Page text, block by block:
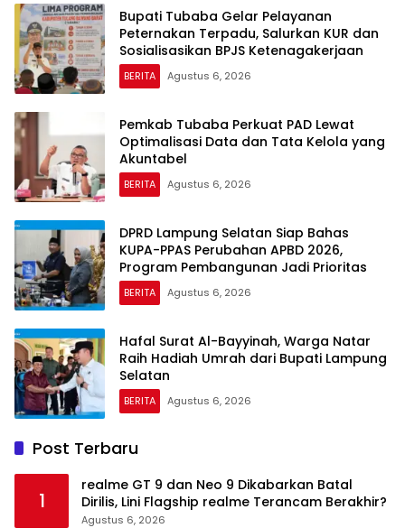
Bupati Tubaba Gelar Pelayanan
Peternakan Terpadu, Salurkan KUR dan
Sosialisasikan BPJS Ketenagakerjaan
BERITA Agustus 6, 2026
Pemkab Tubaba Perkuat PAD Lewat
Optimalisasi Data dan Tata Kelola yang
Akuntabel
BERITA Agustus 6, 2026
DPRD Lampung Selatan Siap Bahas
KUPA-PPAS Perubahan APBD 2026,
Program Pembangunan Jadi Prioritas
BERITA Agustus 6, 2026
Hafal Surat Al-Bayyinah, Warga Natar
Raih Hadiah Umrah dari Bupati Lampung
Selatan
BERITA Agustus 6, 2026
Post Terbaru
1
realme GT 9 dan Neo 9 Dikabarkan Batal
Dirilis, Lini Flagship realme Terancam Berakhir?
Agustus 6, 2026